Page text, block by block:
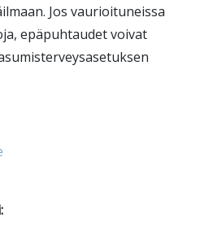
Jos vaurioituneissa
epäpuhtaudet voivat